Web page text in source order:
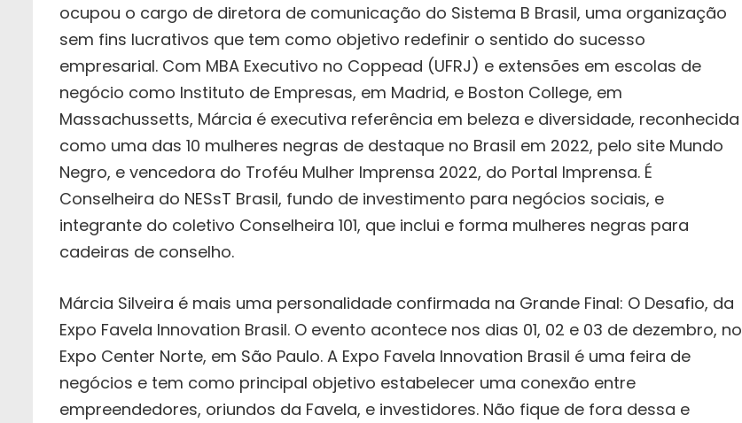
ocupou o cargo de diretora de comunicação do Sistema B Brasil, uma organização
sem fins lucrativos que tem como objetivo redefinir o sentido do sucesso
empresarial. Com MBA Executivo no Coppead (UFRJ) e extensões em escolas de
negócio como Instituto de Empresas, em Madrid, e Boston College, em
Massachussetts, Márcia é executiva referência em beleza e diversidade, reconhecida
como uma das 10 mulheres negras de destaque no Brasil em 2022, pelo site Mundo
Negro, e vencedora do Troféu Mulher Imprensa 2022, do Portal Imprensa. É
Conselheira do NESsT Brasil, fundo de investimento para negócios sociais, e
integrante do coletivo Conselheira 101, que inclui e forma mulheres negras para
cadeiras de conselho.
Márcia Silveira é mais uma personalidade confirmada na Grande Final: O Desafio, da
Expo Favela Innovation Brasil. O evento acontece nos dias 01, 02 e 03 de dezembro, no
Expo Center Norte, em São Paulo. A Expo Favela Innovation Brasil é uma feira de
negócios e tem como principal objetivo estabelecer uma conexão entre
empreendedores, oriundos da Favela, e investidores. Não fique de fora dessa e